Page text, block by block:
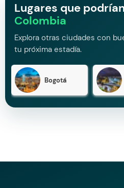
Lugares que
Colombia
Explora otras ciudades con
tu próxima estadía.
Bogotá